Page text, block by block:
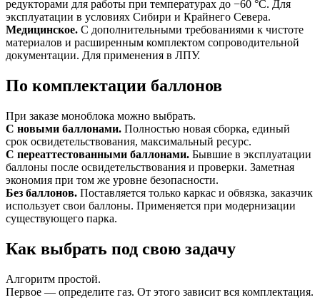
редукторами для работы при температурах до −60 °C. Для
эксплуатации в условиях Сибири и Крайнего Севера.
Медицинское. С дополнительными требованиями к чистоте
материалов и расширенным комплектом сопроводительной
документации. Для применения в ЛПУ.
По комплектации баллонов
При заказе моноблока можно выбрать.
С новыми баллонами. Полностью новая сборка, единый
срок освидетельствования, максимальный ресурс.
С переаттестованными баллонами. Бывшие в эксплуатации
баллоны после освидетельствования и проверки. Заметная
экономия при том же уровне безопасности.
Без баллонов. Поставляется только каркас и обвязка, заказчик
использует свои баллоны. Применяется при модернизации
существующего парка.
Как выбрать под свою задачу
Алгоритм простой.
Первое — определите газ. От этого зависит вся комплектация.